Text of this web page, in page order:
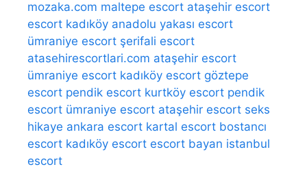
mozaka.com maltepe escort ataşehir escort
escort kadıköy anadolu yakası escort
ümraniye escort şerifali escort
atasehirescortlari.com ataşehir escort
ümraniye escort kadıköy escort göztepe
escort pendik escort kurtköy escort pendik
escort ümraniye escort ataşehir escort seks
hikaye ankara escort kartal escort bostancı
escort kadıköy escort escort bayan istanbul
escort